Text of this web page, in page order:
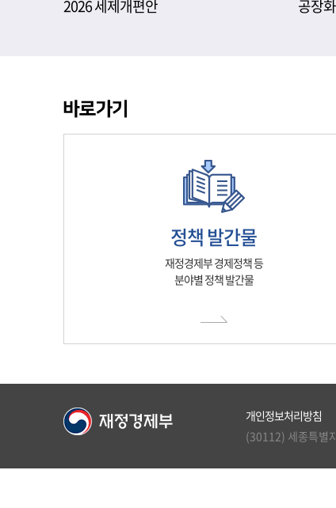
2026 세제개편안 공장
정책 발간물
재정경제부 경제정책 등
분야별 정책 발간물
개인정보처리방침
(30112) 세종특별